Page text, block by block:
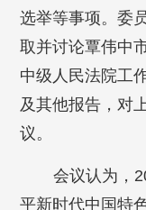
选举等事项。委
取并讨论覃伟中
中级人民法院工
及其他报告，对
议。
会议认为，
平新时代中国特